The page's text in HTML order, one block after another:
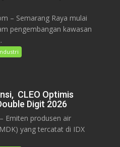
– Semarang Raya mulai
pengembangan kawasan
CLEO Optimis
Digit 2026
Emiten produsen air
yang tercatat di IDX